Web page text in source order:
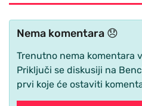
Nema komentara 😞
Trenutno nema komentara
Priključi se diskusiji na
prvi koje će ostaviti